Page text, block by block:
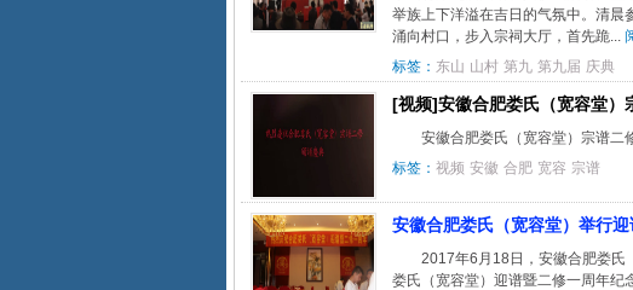
举族上下洋溢在吉日的气氛中。清晨
涌向村口，步入宗祠大厅，首先跪...
标签： 东山 山村 第九 第九届 庆典
[视频]安徽合肥娄氏（宽容堂）
安徽合肥娄氏（宽容堂）宗谱二
标签： 视频 安徽 合肥 宽容 宗谱
安徽合肥娄氏（宽容堂）举行
2017年6月18日，安徽合肥娄氏
娄氏（宽容堂）迎谱暨二修一周年纪